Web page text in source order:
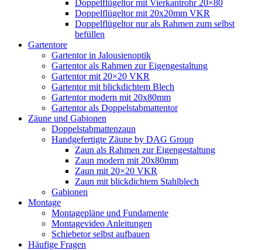
Doppelflügeltor mit Vierkantrohr 20×80
Doppelflügeltor mit 20x20mm VKR
Doppelflügeltor nur als Rahmen zum selbst
befüllen
Gartentore
Gartentor in Jalousienoptik
Gartentor als Rahmen zur Eigengestaltung
Gartentor mit 20×20 VKR
Gartentor mit blickdichtem Blech
Gartentor modern mit 20x80mm
Gartentor als Doppelstabmattentor
Zäune und Gabionen
Doppelstabmattenzaun
Handgefertigte Zäune by DAG Group
Zaun als Rahmen zur Eigengestaltung
Zaun modern mit 20x80mm
Zaun mit 20×20 VKR
Zaun mit blickdichtem Stahlblech
Gabionen
Montage
Montagepläne und Fundamente
Montagevideo Anleitungen
Schiebetor selbst aufbauen
Häufige Fragen